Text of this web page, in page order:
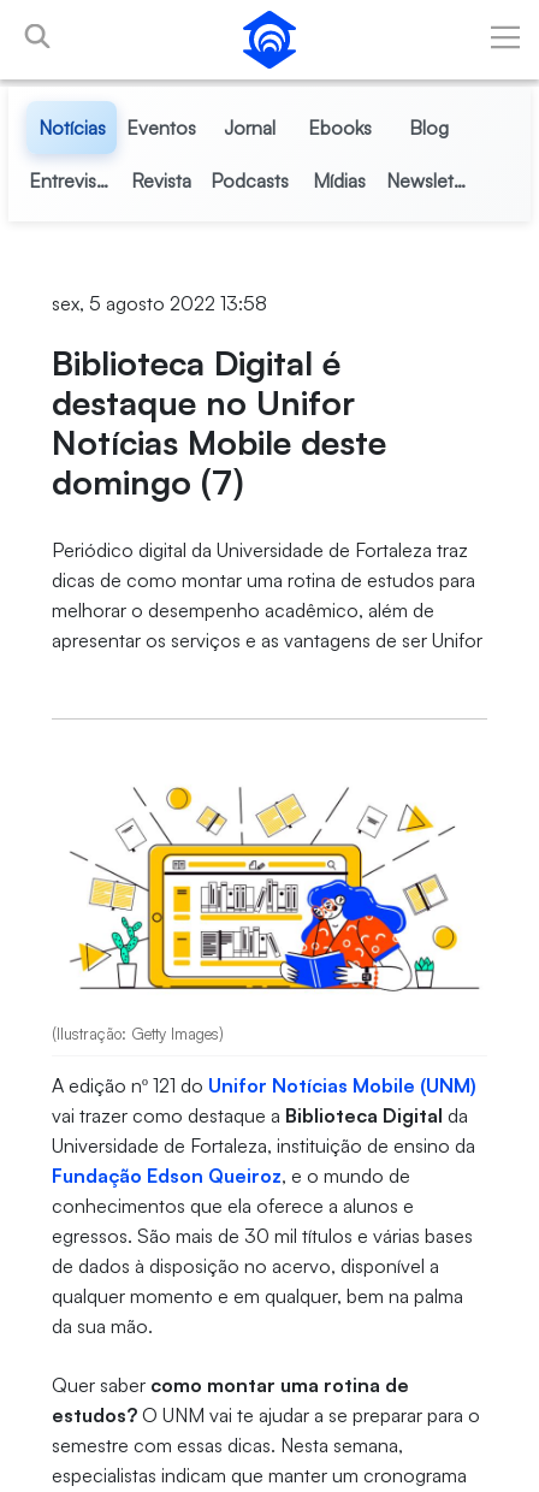
Pular para o Conteúdo principal
Notícias Eventos Jornal Ebooks Blog
Entrevistas Revista Podcasts Mídias Newsletter
sex, 5 agosto 2022 13:58
Biblioteca Digital é
destaque no Unifor
Notícias Mobile deste
domingo (7)
Periódico digital da Universidade de Fortaleza traz
dicas de como montar uma rotina de estudos para
melhorar o desempenho acadêmico, além de
apresentar os serviços e as vantagens de ser Unifor
(Ilustração: Getty Images)
A edição nº 121 do Unifor Notícias Mobile (UNM)
vai trazer como destaque a Biblioteca Digital da
Universidade de Fortaleza, instituição de ensino da
Fundação Edson Queiroz, e o mundo de
conhecimentos que ela oferece a alunos e
egressos. São mais de 30 mil títulos e várias bases
de dados à disposição no acervo, disponível a
qualquer momento e em qualquer, bem na palma
da sua mão.
Quer saber como montar uma rotina de
estudos?O UNM vai te ajudar a se preparar para o
semestre com essas dicas. Nesta semana,
especialistas indicam que manter um cronograma